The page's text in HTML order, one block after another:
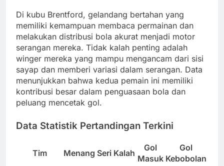
Di kubu Brentford, gelandang bertahan yang
memiliki kemampuan membaca permainan dan
melakukan distribusi bola akurat menjadi motor
serangan mereka. Tidak kalah penting adalah
winger mereka yang mampu mengancam dari sisi
sayap dan memberi variasi dalam serangan. Data
menunjukkan bahwa kedua pemain ini memiliki
kontribusi besar dalam penguasaan bola dan
peluang mencetak gol.
Data Statistik Pertandingan Terkini
Tim Menang Seri Kalah
Gol
Masuk
Gol
Kebobolan